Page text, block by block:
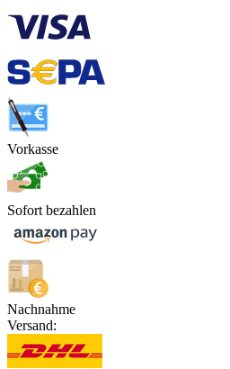
Vorkasse
Sofort bezahlen
Nachnahme
Versand: